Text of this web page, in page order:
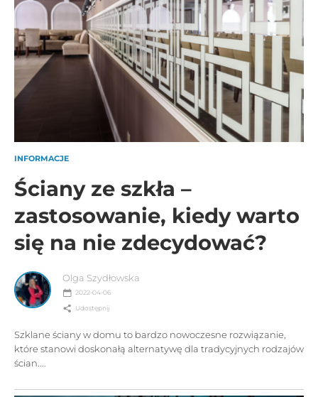
INFORMACJE
Ściany ze szkła –
zastosowanie, kiedy warto
się na nie zdecydować?
Olga Szydłowska
2022-04-06
Udostępnij
Szklane ściany w domu to bardzo nowoczesne rozwiązanie,
które stanowi doskonałą alternatywę dla tradycyjnych rodzajów
ścian....